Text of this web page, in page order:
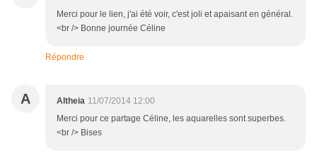
Merci pour le lien, j'ai été voir, c'est joli et apaisant en général.
<br /> Bonne journée Céline
Répondre
A Altheia 11/07/2014 12:00
Merci pour ce partage Céline, les aquarelles sont superbes.
<br /> Bises